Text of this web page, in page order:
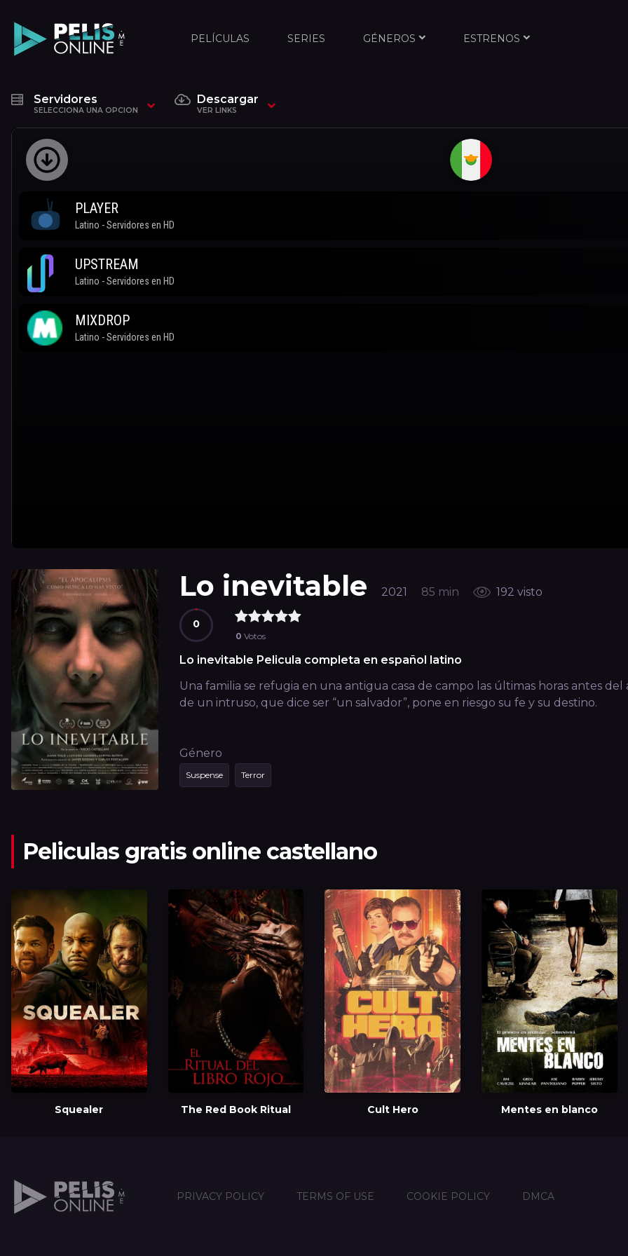
PELÍCULAS SERIES GÉNEROS ESTRENOS
Servidores
SELECCIONA UNA OPCION
Descargar
VER LINKS
Lo inevitable 2021 85 min 192 visto
0
0 Votos
Lo inevitable Pelicula completa en español latino
Una familia se refugia en una antigua casa de campo las últimas horas antes
de un intruso, que dice ser “un salvador”, pone en riesgo su fe y su destino.
Género
Suspense Terror
Peliculas gratis online castellano
Squealer The Red Book Ritual Cult Hero Mentes en blanco
PRIVACY POLICY TERMS OF USE COOKIE POLICY DMCA